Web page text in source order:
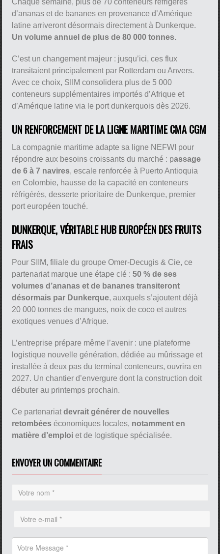
Chaque semaine, plus de 70 conteneurs réfrigérés
d’ananas et de bananes en provenance d’Amérique
latine arriveront désormais directement à Dunkerque.
Un volume annuel de plus de 80 000 tonnes.
C’est un changement majeur : jusqu’ici, ces flux
transitaient principalement par Rotterdam ou Anvers.
Avec ce choix, SIIM consolidera plus de 5 000
conteneurs supplémentaires importés d’Afrique et
d’Amérique latine via le port dunkerquois dès 2026.
UN RENFORCEMENT DE LA LIGNE MARITIME CMA CGM
La compagnie maritime adapte sa ligne NEFWI pour
répondre aux besoins croissants du marché : passage
de 6 à 7 navires, escale renforcée à Puerto Antioquia
en Colombie, hausse de la capacité en conteneurs
réfrigérés, desserte prioritaire de Dunkerque, premier
port européen touché.
DUNKERQUE, VÉRITABLE HUB EUROPÉEN DES FRUITS
FRAIS
Pour SIIM, filiale du groupe Omer-Decugis & Cie, ce
partenariat marque une étape clé :50 % de ses
volumes d’ananas et de bananes transiteront
désormais par Dunkerque, auxquels s’ajoutent déjà
20 000 tonnes de mangues, noix de coco et autres
exotiques venues d’Afrique.
L’entreprise prépare même l’avenir : une plateforme
logistique nouvelle génération, dédiée au mûrissage et
installée à deux pas du terminal conteneurs, ouvrira en
2027. Un chantier d’envergure dont la construction doit
débuter au printemps prochain.
Ce partenariatdevrait générer de nouvelles
retombées économiques locales, notamment en
matière d’emploi et de logistique spécialisée.
ENVOYER UN COMMENTAIRE